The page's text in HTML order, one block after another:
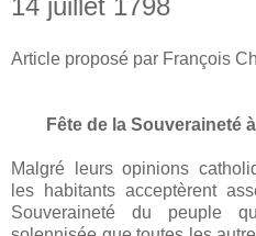
14 juillet 1798
Article proposé par François
Fête de la Souveraineté
Malgré leurs opinions
les habitants acceptèrent
Souveraineté du peuple